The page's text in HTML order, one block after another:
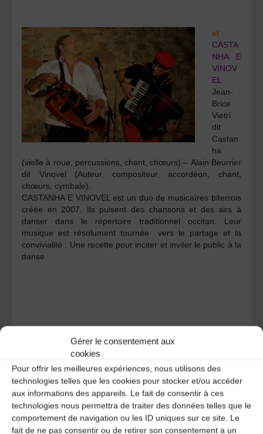
Gérer le consentement aux
cookies
Pour offrir les meilleures expériences, nous utilisons des
technologies telles que les cookies pour stocker et/ou accéder
aux informations des appareils. Le fait de consentir à ces
technologies nous permettra de traiter des données telles que le
comportement de navigation ou les ID uniques sur ce site. Le
fait de ne pas consentir ou de retirer son consentement a un
et
CASTA
NHA E
VINOV
EL
:
Jean-
Brice
Vietri
dit
Castan
ha
(vielle à roue, percussions, chant, chœurs) – Alain Beurrier
dit Vinovel (Auteur, compositeur, accordéon, chant,
chœurs, cymbale).
CASTANHA E VINOVEL est un duo de musicaïres biterrois
créée en 2007. Ils puisent des chansons et des airs à
danser dans le répertoire traditionnel occitan. Leur
musique est résolument tournée vers le partage et la
convivialité ; Une recette pour inciter et inviter le public à la
danse.
Dim 6 octobre à 15h30 :
Une Tuna est un groupe de musique festive. Il est le plus
souvent composé d’étudiants, costumés selon la discipline,
qui chantent des chansons issues du répertoire populaire.
ALCATUNA : groupe de 15 musiciens qui fait le
déplacement à LEMPDES depuis MANGUALDE, notre
ville jumelle. Accordéons, guitares, flûtes, mandoline,
cavaquinhos, percussions accompagneront les